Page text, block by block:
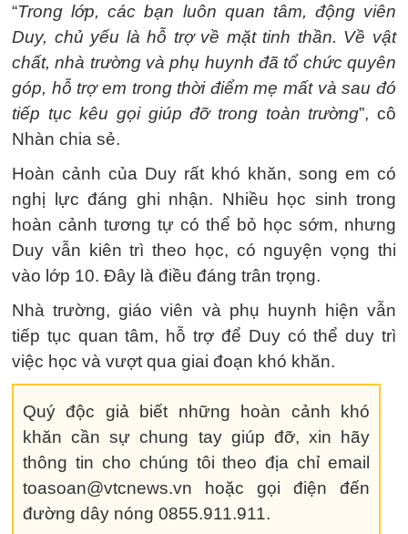
“Trong lớp, các bạn luôn quan tâm, động viên
Duy, chủ yếu là hỗ trợ về mặt tinh thần. Về vật
chất, nhà trường và phụ huynh đã tổ chức quyên
góp, hỗ trợ em trong thời điểm mẹ mất và sau đó
tiếp tục kêu gọi giúp đỡ trong toàn trường”, cô
Nhàn chia sẻ.
Hoàn cảnh của Duy rất khó khăn, song em có
nghị lực đáng ghi nhận. Nhiều học sinh trong
hoàn cảnh tương tự có thể bỏ học sớm, nhưng
Duy vẫn kiên trì theo học, có nguyện vọng thi
vào lớp 10. Đây là điều đáng trân trọng.
Nhà trường, giáo viên và phụ huynh hiện vẫn
tiếp tục quan tâm, hỗ trợ để Duy có thể duy trì
việc học và vượt qua giai đoạn khó khăn.
Quý độc giả biết những hoàn cảnh khó
khăn cần sự chung tay giúp đỡ, xin hãy
thông tin cho chúng tôi theo địa chỉ email
toasoan@vtcnews.vn hoặc gọi điện đến
đường dây nóng 0855.911.911.